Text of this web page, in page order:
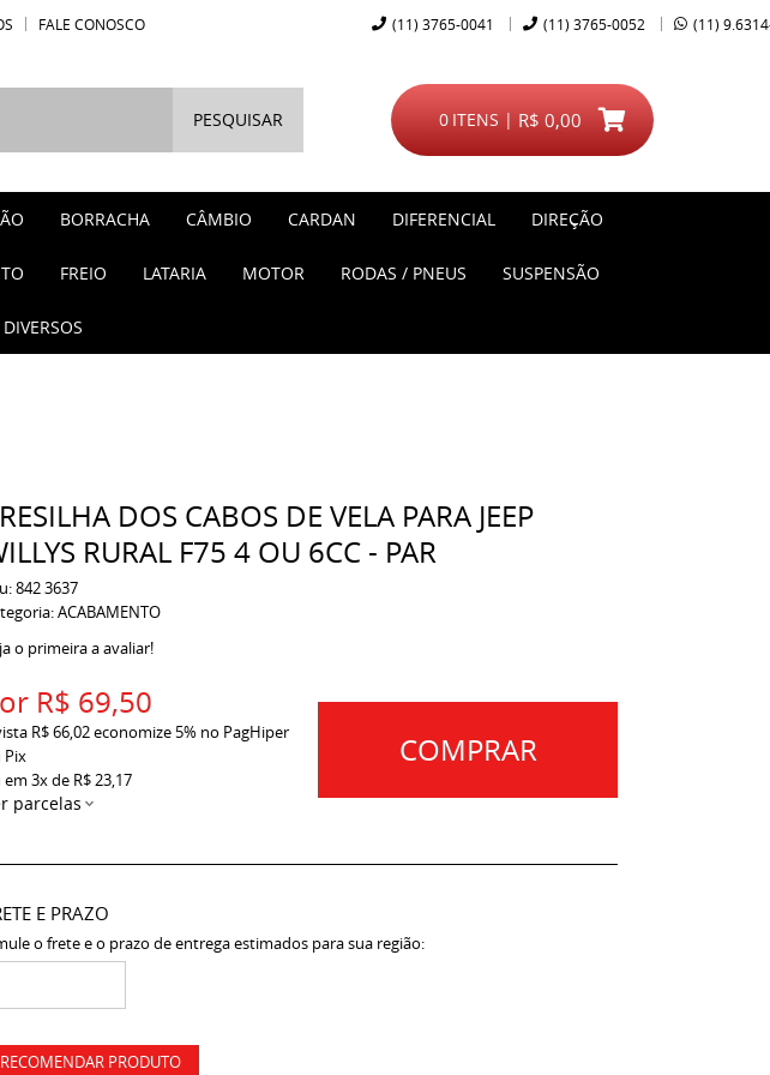
FALE CONOSCO (11) 3765-0041 (11) 3765-0052 (11)
PESQUISAR ITENS
0 R$ 0,00
BORRACHA CÂMBIO CARDAN DIFERENCIAL DIREÇÃO
FREIO LATARIA MOTOR RODAS / PNEUS SUSPENSÃO
DIVERSOS
DOS CABOS DE VELA PARA JEEP
RURAL F75 4 OU 6CC - PAR
842 3637
ACABAMENTO
o primeira a avaliar!
R$ 69,50
R$ 66,02economize 5% no PagHiper
Pix
em 3xde R$ 23,17
parcelas
COMPRAR
E PRAZO
o frete e o prazo de entrega estimados para sua região:
RECOMENDAR PRODUTO